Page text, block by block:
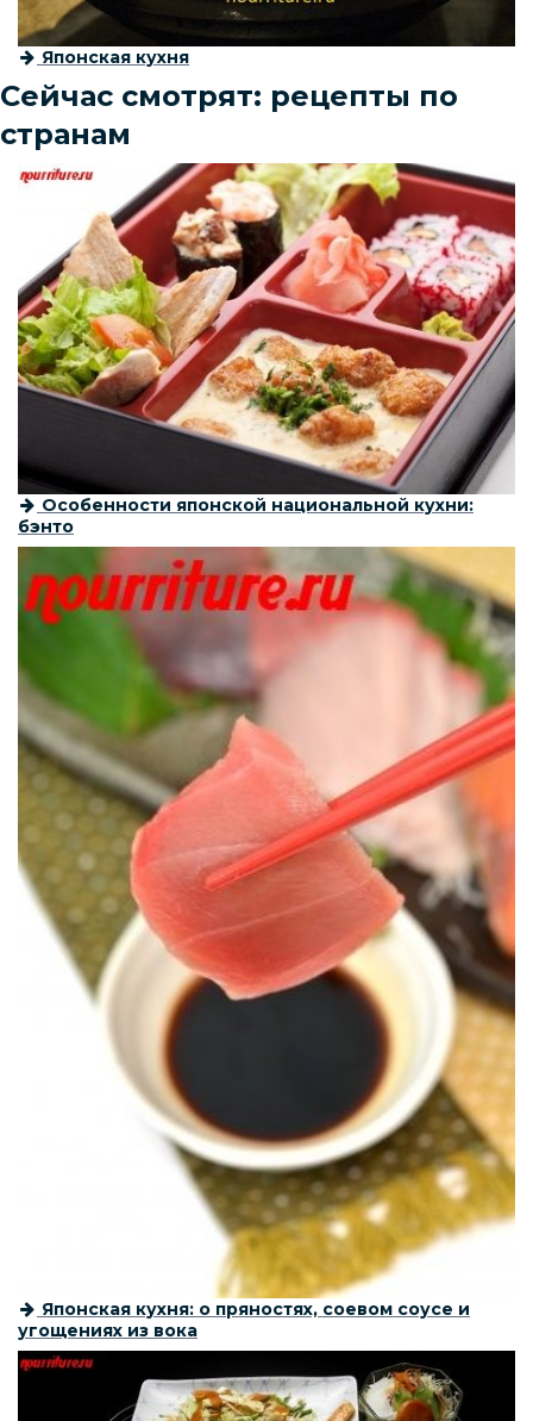
Японская кухня
Сейчас смотрят: рецепты по
странам
Особенности японской национальной кухни:
бэнто
Японская кухня: о пряностях, соевом соусе и
угощениях из вока